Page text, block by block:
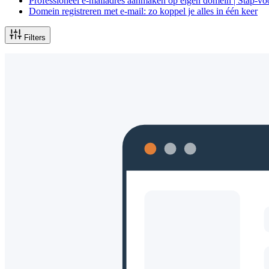
Domein registreren met e-mail: zo koppel je alles in één keer
Filters